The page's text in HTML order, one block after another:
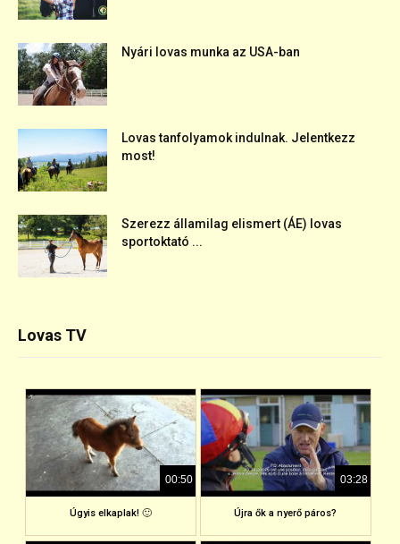
Nyári lovas munka az USA-ban
Lovas tanfolyamok indulnak. Jelentkezz
most!
Szerezz államilag elismert (ÁE) lovas
sportoktató ...
Lovas TV
00:50
Úgyis elkaplak! 🙂
03:28
Újra ők a nyerő páros?